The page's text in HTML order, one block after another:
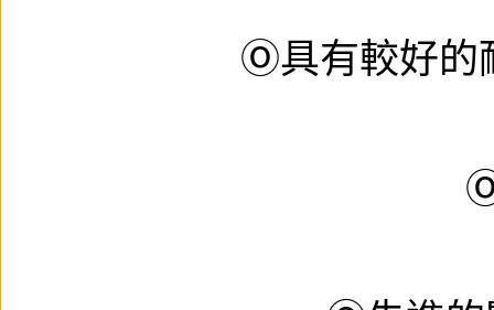
Ⓞ具有較好的